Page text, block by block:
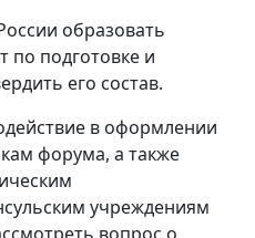
образовать
по подготовке и
его состав.
в оформлении
форума, а также
учреждениям